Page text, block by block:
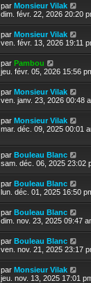
par Monsieur Vilak
dim. févr. 22, 2026 20:20
par Monsieur Vilak
ven. févr. 13, 2026 19:11
par Pambou
jeu. févr. 05, 2026 15:56
par Monsieur Vilak
ven. janv. 23, 2026 00:48
par Monsieur Vilak
mar. déc. 09, 2025 00:01
par Bouleau Blanc
sam. déc. 06, 2025 23:02
par Bouleau Blanc
lun. déc. 01, 2025 16:50
par Bouleau Blanc
dim. nov. 23, 2025 09:47
par Bouleau Blanc
ven. nov. 21, 2025 23:17
par Monsieur Vilak
jeu. nov. 13, 2025 17:01